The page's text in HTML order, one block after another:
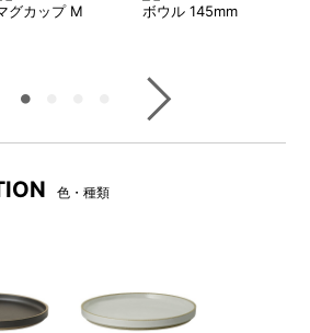
グカップ M ボウル 145mm
色・種類